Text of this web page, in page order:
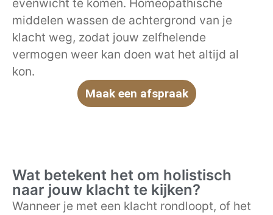
evenwicht te komen. Homeopathische
middelen wassen de achtergrond van je
klacht weg, zodat jouw zelfhelende
vermogen weer kan doen wat het altijd al
kon.
Maak een afspraak
Wat betekent het om holistisch
naar jouw klacht te kijken?
Wanneer je met een klacht rondloopt, of het